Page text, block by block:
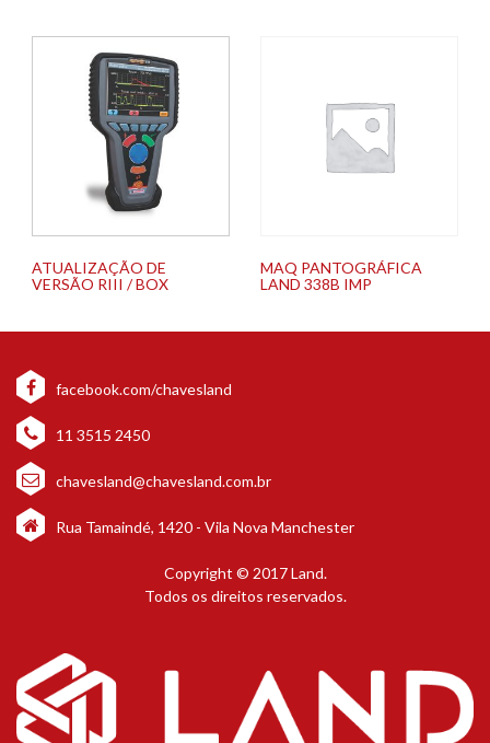
ATUALIZAÇÃO DE
VERSÃO RIII / BOX
MAQ PANTOGRÁFICA
LAND 338B IMP
facebook.com/chavesland
11 3515 2450
chavesland@chavesland.com.br
Rua Tamaindé, 1420 - Vila Nova Manchester
Copyright © 2017 Land.
Todos os direitos reservados.